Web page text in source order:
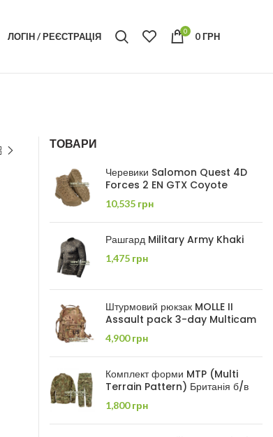
ЛОГІН / РЕЄСТРАЦІЯ 0 0ГРН
ТОВАРИ
Черевики Salomon Quest 4D
Forces 2 EN GTX Coyote
10,535 грн
Рашгард Military Army Khaki
1,475 грн
Штурмовий рюкзак MOLLE II
Assault pack 3-day Multicam
4,900грн
Комплект форми MTP (Multi
Terrain Pattern) Британія б/в
1,800грн